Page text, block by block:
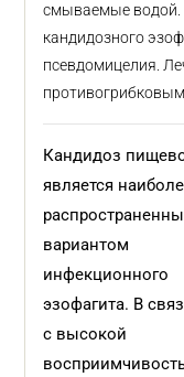
смываемые водой.
кандидозного
псевдомицелия.
Кандидоз
является
вариантом
инфекционного
эзофагита. В
с высокой